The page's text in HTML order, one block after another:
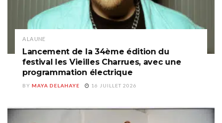
A LA UNE
Lancement de la 34ème édition du
festival les Vieilles Charrues, avec une
programmation électrique
BY MAYA DELAHAYE 16 JUILLET 2026